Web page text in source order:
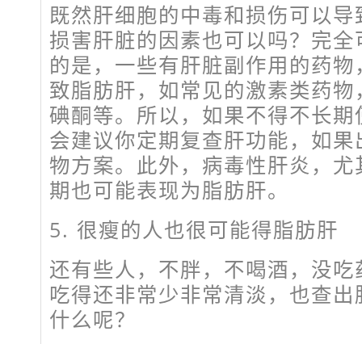
既然肝细胞的中毒和损伤可以
损害肝脏的因素也可以吗？完
的是，一些有肝脏副作用的药
致脂肪肝，如常见的激素类药
碘酮等。所以，如果不得不长
会建议你定期复查肝功能，如
物方案。此外，病毒性肝炎，
期也可能表现为脂肪肝。
5. 很瘦的人也很可能得脂肪肝
还有些人，不胖，不喝酒，没
吃得还非常少非常清淡，也查
什么呢？